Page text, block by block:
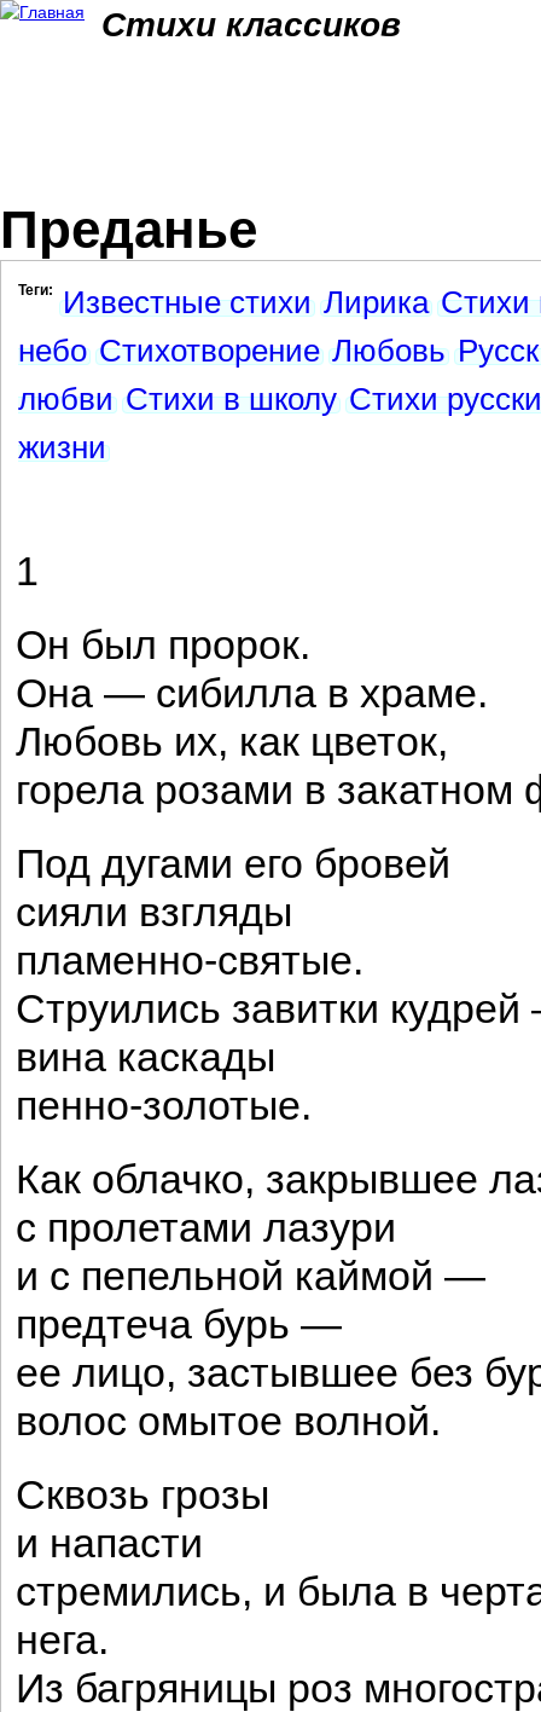
Стихи классиков
Преданье
Теги: Известные стихи Лирика Стихи
небо Стихотворение Любовь
любви Стихи в школу Стихи
жизни
1
Он был пророк.
Она — сибилла в храме.
Любовь их, как цветок,
горела розами в
Под дугами его бровей
сияли взгляды
пламенно-святые.
Струились завитки
вина каскады
пенно-золотые.
Как облачко, закрывшее
с пролетами лазури
и с пепельной каймой —
предтеча бурь —
ее лицо, застывшее без
волос омытое волной.
Сквозь грозы
и напасти
стремились, и была в
нега.
Из багряницы роз